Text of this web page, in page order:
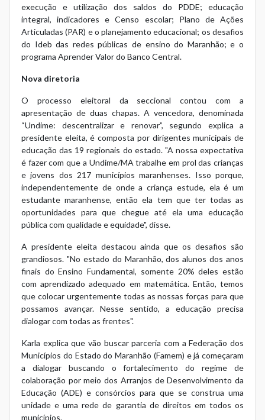
execução e utilização dos saldos do PDDE; educação
integral, indicadores e Censo escolar; Plano de Ações
Articuladas (PAR) e o planejamento educacional; os desafios
do Ideb das redes públicas de ensino do Maranhão; e o
programa Aprender Valor do Banco Central.
Nova diretoria
O processo eleitoral da seccional contou com a
apresentação de duas chapas. A vencedora, denominada
“Undime: descentralizar e renovar”, segundo explica a
presidente eleita, é composta por dirigentes municipais de
educação das 19 regionais do estado. "A nossa expectativa
é fazer com que a Undime/MA trabalhe em prol das crianças
e jovens dos 217 municípios maranhenses. Isso porque,
independentemente de onde a criança estude, ela é um
estudante maranhense, então ela tem que ter todas as
oportunidades para que chegue até ela uma educação
pública com qualidade e equidade", disse.
A presidente eleita destacou ainda que os desafios são
grandiosos. "No estado do Maranhão, dos alunos dos anos
finais do Ensino Fundamental, somente 20% deles estão
com aprendizado adequado em matemática. Então, temos
que colocar urgentemente todas as nossas forças para que
possamos avançar. Nesse sentido, a educação precisa
dialogar com todas as frentes".
Karla explica que vão buscar parceria com a Federação dos
Municípios do Estado do Maranhão (Famem) e já começaram
a dialogar buscando o fortalecimento do regime de
colaboração por meio dos Arranjos de Desenvolvimento da
Educação (ADE) e consórcios para que se construa uma
unidade e uma rede de garantia de direitos em todos os
municípios.